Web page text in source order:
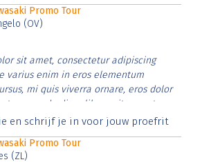
Promo Tour
(OV)
sit amet, consectetur adipiscing
varius enim in eros elementum
mi quis viverra ornare, eros dolor
commodo diam libero vitae erat.
nibh et justo cursus id rutrum lorem
en schrijf je in voor jouw proefrit
Promo Tour
(ZL)